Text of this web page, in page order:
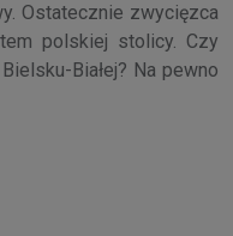
Ostatecznie zwycięzca
polskiej stolicy. Czy
Białej? Na pewno